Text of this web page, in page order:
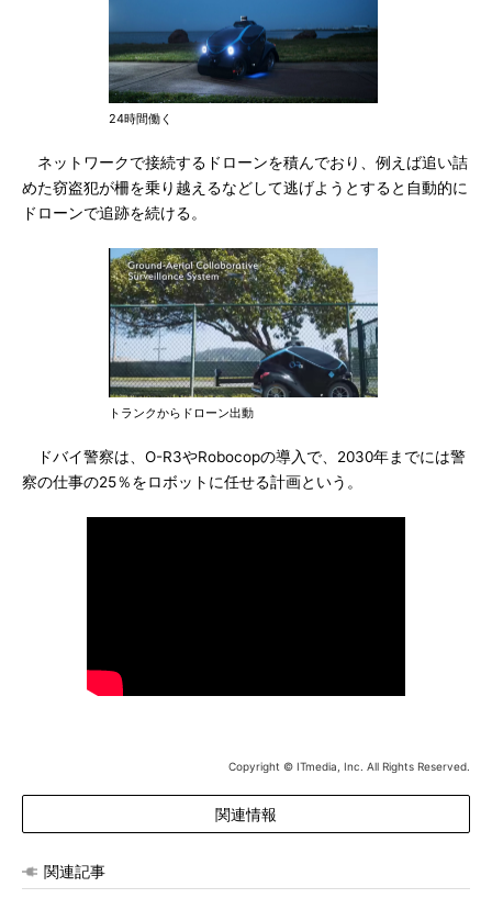
24時間働く
ネットワークで接続するドローンを積んでおり、例えば追い詰
めた窃盗犯が柵を乗り越えるなどして逃げようとすると自動的に
ドローンで追跡を続ける。
トランクからドローン出動
ドバイ警察は、O-R3やRobocopの導入で、2030年までには警
察の仕事の25％をロボットに任せる計画という。
Copyright © ITmedia, Inc. All Rights Reserved.
関連情報
関連記事